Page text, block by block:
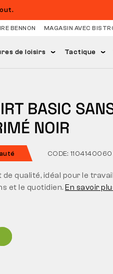
BENNON MAGASIN AVEC
de loisirs Tactique
BASIC
NOIR
CODE: 1104140060
qualité, idéal pour le
et le quotidien. En savoir